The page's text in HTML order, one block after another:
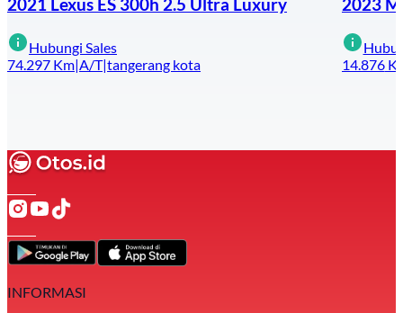
2021 Lexus ES 300h 2.5 Ultra Luxury
Hubungi Sales
74.297 Km|A/T|tangerang kota
2023
14.876
INFORMASI